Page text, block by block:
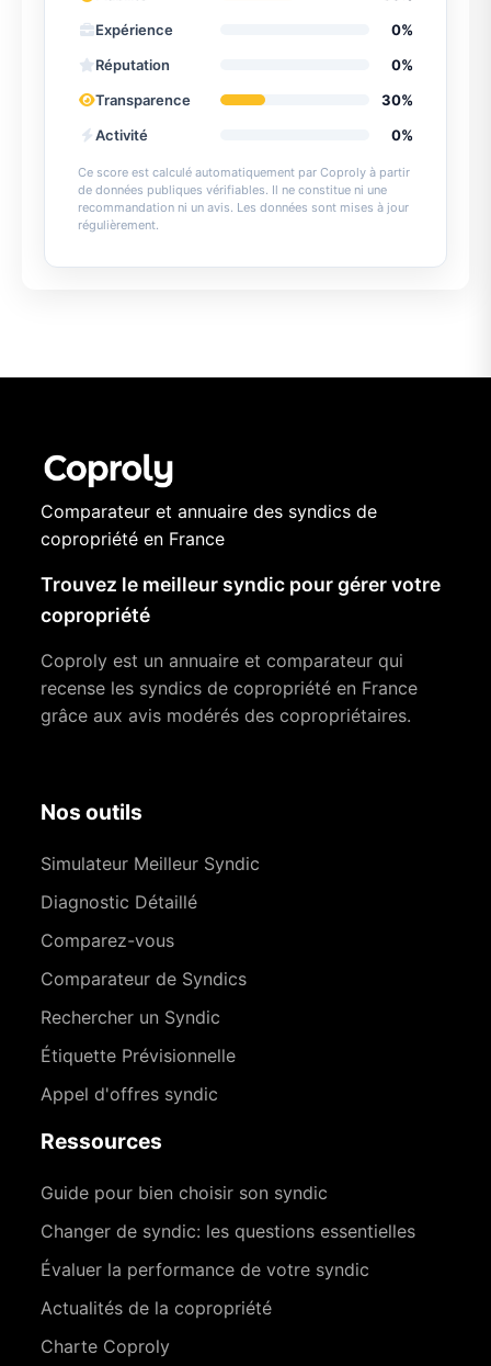
Expérience
0%
Réputation
0%
Transparence
30%
Activité
0%
Ce score est calculé automatiquement par Coproly à partir
de données publiques vérifiables. Il ne constitue ni une
recommandation ni un avis. Les données sont mises à jour
régulièrement.
Comparateur et annuaire des syndics de
copropriété en France
Trouvez le meilleur syndic pour gérer votre
copropriété
Coproly est un annuaire et comparateur qui
recense les syndics de copropriété en France
grâce aux avis modérés des copropriétaires.
Nos outils
Simulateur Meilleur Syndic
Diagnostic Détaillé
Comparez-vous
Comparateur de Syndics
Rechercher un Syndic
Étiquette Prévisionnelle
Appel d'offres syndic
Ressources
Guide pour bien choisir son syndic
Changer de syndic: les questions essentielles
Évaluer la performance de votre syndic
Actualités de la copropriété
Charte Coproly